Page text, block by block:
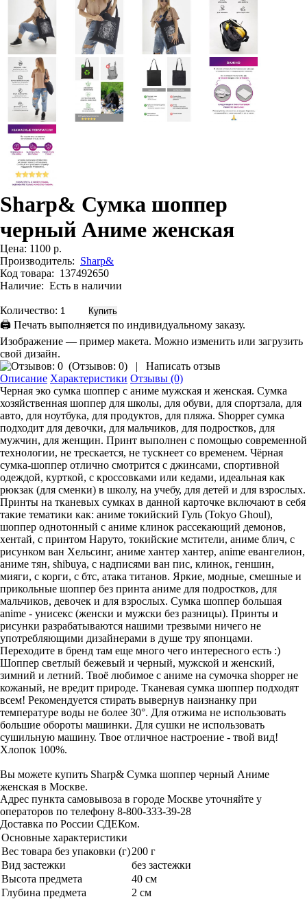
Sharp& Сумка шоппер
черный Аниме женская
Цена: 1100 р.
Производитель: Sharp&
Код товара: 137492650
Наличие: Есть в наличии
Количество:
🖨 Печать выполняется по индивидуальному заказу.
Изображение — пример макета. Можно изменить или загрузить
свой дизайн.
(Отзывов: 0) |
Написать отзыв
Описание Характеристики Отзывы (0)
Черная эко сумка шоппер с аниме мужская и женская. Сумка
хозяйственная шоппер для школы, для обуви, для спортзала, для
авто, для ноутбука, для продуктов, для пляжа. Shopper сумка
подходит для девочки, для мальчиков, для подростков, для
мужчин, для женщин. Принт выполнен с помощью современной
технологии, не трескается, не тускнеет со временем. Чёрная
сумка-шоппер отлично смотрится с джинсами, спортивной
одеждой, курткой, с кроссовками или кедами, идеальная как
рюкзак (для сменки) в школу, на учебу, для детей и для взрослых.
Принты на тканевых сумках в данной карточке включают в себя
такие тематики как: аниме токийский Гуль (Tokyo Ghoul),
шоппер однотонный с аниме клинок рассекающий демонов,
хентай, с принтом Наруто, токийские мстители, аниме блич, с
рисунком ван Хельсинг, аниме хантер хантер, anime евангелион,
аниме тян, shibuya, с надписями ван пис, клинок, геншин,
мияги, с корги, с бтс, атака титанов. Яркие, модные, смешные и
прикольные шоппер без принта аниме для подростков, для
мальчиков, девочек и для взрослых. Сумка шоппер большая
anime - унисекс (женски и мужски без разницы). Принты и
рисунки разрабатываются нашими трезвыми ничего не
употребляющими дизайнерами в душе тру японцами.
Переходите в бренд там еще много чего интересного есть :)
Шоппер светлый бежевый и черный, мужской и женский,
зимний и летний. Твоё любимое с аниме на сумочка shopper не
кожаный, не вредит природе. Тканевая сумка шоппер подходят
всем! Рекомендуется стирать вывернув наизнанку при
температуре воды не более 30°. Для отжима не использовать
большие обороты машинки. Для сушки не использовать
сушильную машину. Твое отличное настроение - твой вид!
Хлопок 100%.
Вы можете купить Sharp& Сумка шоппер черный Аниме
женская в Москве.
Адрес пункта самовывоза в городе Москве уточняйте у
операторов по телефону 8-800-333-39-28
Доставка по России СДЕКом.
Основные характеристики
Вес товара без упаковки (г)200 г
Вид застежки
без застежки
Высота предмета
40 см
Глубина предмета
2 см